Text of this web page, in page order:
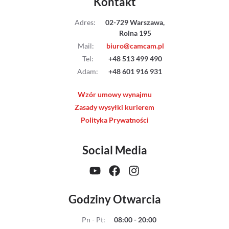
Adres:
02-729 Warszawa,
Rolna 195
Mail:
biuro@camcam.pl
Tel:
+48 513 499 490
Adam: +48 601 916 931
Wzór umowy wynajmu
Zasady wysyłki kurierem
Polityka Prywatności
Social Media
Godziny Otwarcia
Pn - Pt:
08:00 - 20:00